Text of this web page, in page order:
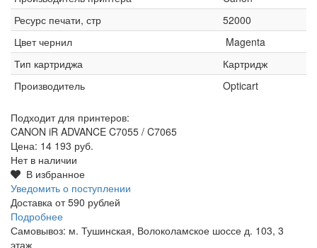
Ресурс печати, стр
52000
Цвет чернил
Magenta
Тип картриджа
Картридж
Производитель
Opticart
Подходит для принтеров:
CANON iR ADVANCE C7055 / C7065
Цена: 14 193 руб.
Нет в наличии
В избранное
Уведомить о поступлении
Доставка от 590 рублей
Подробнее
Самовывоз: м. Тушинская, Волоколамское шоссе д. 103, 3
этаж